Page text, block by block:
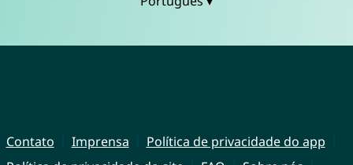
Contato Imprensa
Política de privacidade do app